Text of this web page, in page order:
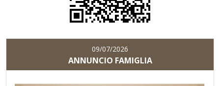
09/07/2026
ANNUNCIO FAMIGLIA